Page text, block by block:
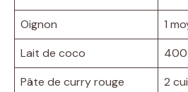
Oignon
1
Lait de coco
400
Pâte de curry rouge
2